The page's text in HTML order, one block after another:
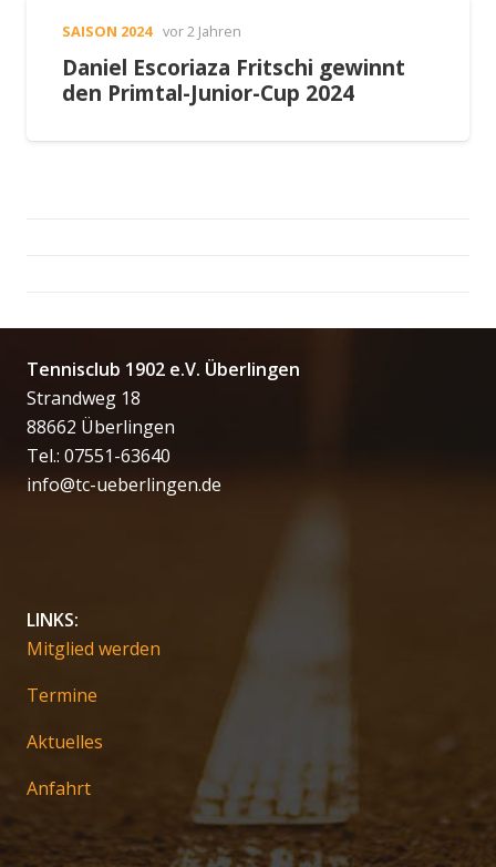
SAISON 2024 vor 2 Jahren
Daniel Escoriaza Fritschi gewinnt
den Primtal-Junior-Cup 2024
Tennisclub 1902 e.V. Überlingen
Strandweg 18
88662 Überlingen
Tel.: 07551-63640
info@tc-ueberlingen.de
LINKS:
Mitglied werden
Termine
Aktuelles
Anfahrt